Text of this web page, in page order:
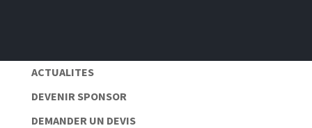
ACTUALITES
DEVENIR SPONSOR
DEMANDER UN DEVIS